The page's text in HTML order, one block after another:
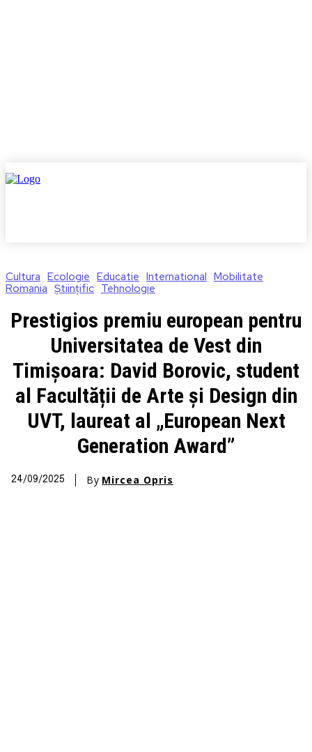
Cultura Ecologie Educatie International Mobilitate
Romania Științific Tehnologie
Prestigios premiu european pentru
Universitatea de Vest din
Timișoara: David Borovic, student
al Facultății de Arte și Design din
UVT, laureat al „European Next
Generation Award”
24/09/2025 By Mircea Opris